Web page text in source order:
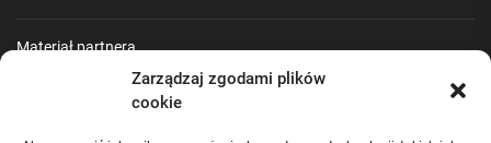
Zarządzaj zgodami plików
cookie
Materiał partnera